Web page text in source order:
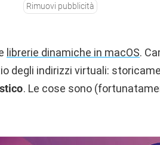
Rimuovi pubblicità
librerie dinamiche in macOS.
degli indirizzi virtuali:
. Le cose sono